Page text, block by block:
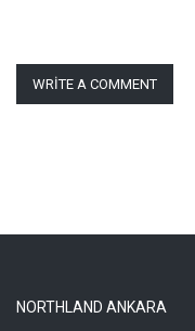
WRITE A COMMENT
NORTHLAND ANKARA